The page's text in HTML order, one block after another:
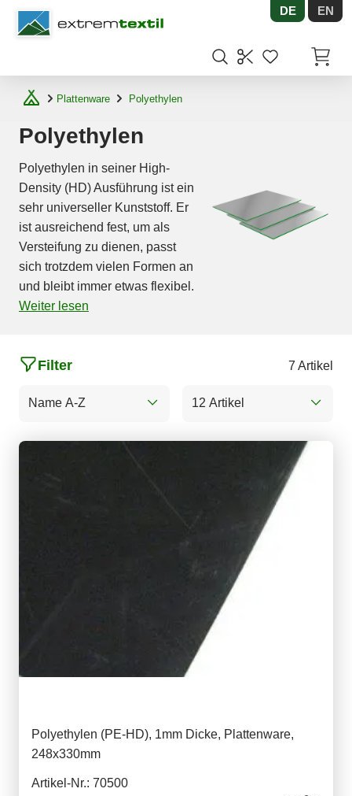
Shopware DE EN
Plattenware Polyethylen
Polyethylen
Polyethylen in seiner High-
Density (HD) Ausführung ist ein
sehr universeller Kunststoff. Er
ist ausreichend fest, um als
Versteifung zu dienen, passt
sich trotzdem vielen Formen an
und bleibt immer etwas flexibel.
Weiter lesen
Name A-Z
Filter 7 Artikel
12 Artikel
Polyethylen (PE-HD), 1mm Dicke, Plattenware,
248x330mm
Artikel-Nr.: 70500